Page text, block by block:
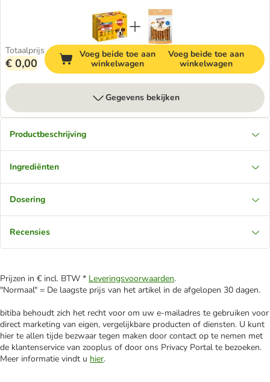
Totaalprijs
€ 0,00
Voeg beide toe aan
winkelwagen
Voeg beide toe aan
winkelwagen
Gegevens bekijken
Productbeschrijving
Ingrediënten
Dosering
Recensies
Prijzen in € incl. BTW * Leveringsvoorwaarden.
"Normaal" = De laagste prijs van het artikel in de afgelopen 30 dagen.
bitiba behoudt zich het recht voor om uw e-mailadres te gebruiken voor
direct marketing van eigen, vergelijkbare producten of diensten. U kunt
hier te allen tijde bezwaar tegen maken door contact op te nemen met
de klantenservice van zooplus of door ons Privacy Portal te bezoeken.
Meer informatie vindt u hier.